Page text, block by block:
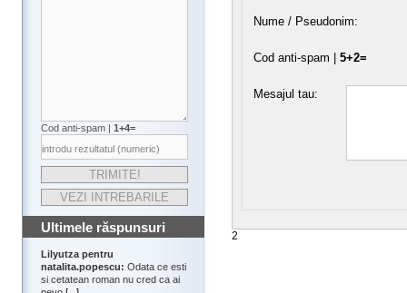
Cod anti-spam | 1+4=
Ultimele răspunsuri
Lilyutza pentru
natalita.popescu: Odata ce esti
si cetatean roman nu cred ca ai
Nume / Pseudonim:
Cod anti-spam | 5+2=
Mesajul tau:
2